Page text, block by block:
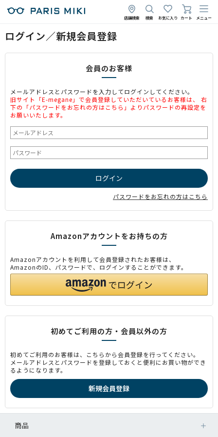
店舗検索 検索 お気に入り カート メニュー
ログイン／新規会員登録
会員のお客様
メールアドレスとパスワードを入力してログインしてください。
旧サイト「E-megane」で会員登録していただいているお客様は、 右
下の「パスワードをお忘れの方はこちら」よりパスワードの再設定を
お願いいたします。
パスワードをお忘れの方はこちら
Amazonアカウントをお持ちの方
Amazonアカウントを利用して会員登録されたお客様は、
AmazonのID、パスワードで、ログインすることができます。
初めてご利用の方・会員以外の方
初めてご利用のお客様は、こちらから会員登録を行ってください。
メールアドレスとパスワードを登録しておくと便利にお買い物ができ
るようになります。
商品